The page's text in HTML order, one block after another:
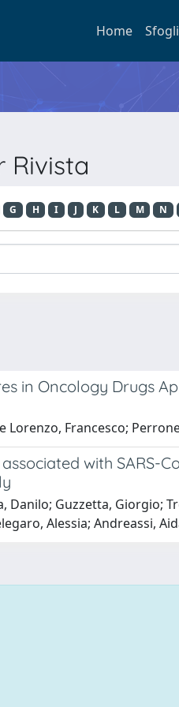
Home
Rivista
G H I J K L M N
in Oncology Drugs
Lorenzo, Francesco;
with SARS-
Danilo; Guzzetta, Giorgio;
Alessia; Andreassi,